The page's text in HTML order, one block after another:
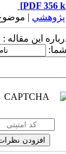
| موضوع
این مقاله :